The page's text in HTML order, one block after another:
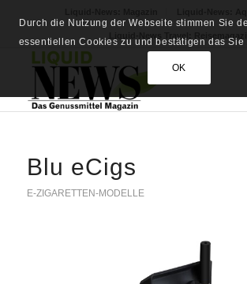
Blu eCigs
E-ZIGARETTEN-MODELLE
Durch die Nutzung der Webseite stimmen Sie
essentiellen Cookies zu und bestätigen das Sie
OK